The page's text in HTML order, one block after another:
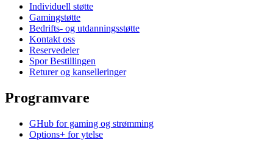
Individuell støtte
Gamingstøtte
Bedrifts- og utdanningsstøtte
Kontakt oss
Reservedeler
Spor Bestillingen
Returer og kanselleringer
Programvare
GHub for gaming og strømming
Options+ for ytelse